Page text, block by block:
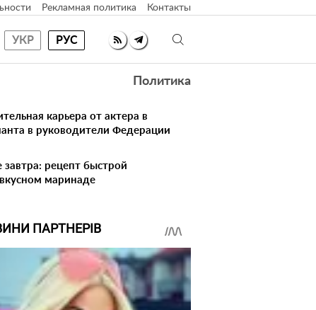
Рекламная политика Контакты
УКР РУС
Политика
карьера от актера в
в руководители Федерации
завтра: рецепт быстрой
маринаде
ПАРТНЕРІВ